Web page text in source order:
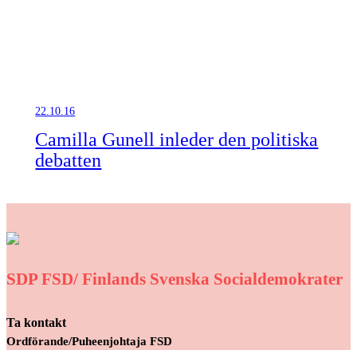
22.10.16
Camilla Gunell inleder den politiska
debatten
SDP FSD/ Finlands Svenska Socialdemokrater
Ta kontakt
Ordförande/Puheenjohtaja FSD